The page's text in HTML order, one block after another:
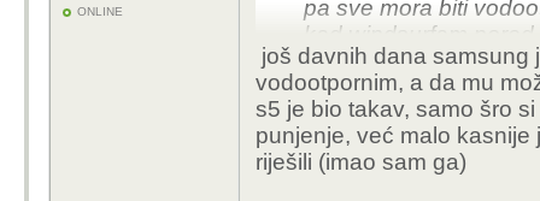
ONLINE
pa sve mora biti
kad windsurfam
još davnih dana samsung
vodootpornim, a da mu
s5 je bio takav, samo šro
punjenje, već malo
riješili (imao sam ga)